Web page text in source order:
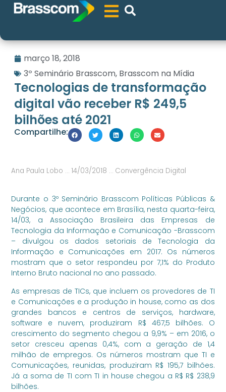
março 18, 2018
3º Seminário Brasscom, Brasscom na Mídia
Tecnologias de transformação
digital vão receber R$ 249,5
bilhões até 2021
Compartilhe:
Ana Paula Lobo … 14/03/2018 … Convergência Digital
Durante o 3º Seminário Brasscom Políticas Públicas &
Negócios, que acontece em Brasília, nesta quarta-feira,
14/03, a Associação Brasileira das Empresas de
Tecnologia da Informação e Comunicação -Brasscom
– divulgou os dados setoriais de Tecnologia da
Informação e Comunicações em 2017. Os números
mostram que o setor respondeu por 7,1% do Produto
Interno Bruto nacional no ano passado.
As empresas de TICs, que incluem os provedores de TI
e Comunicações e a produção in house, como as dos
grandes bancos e centros de serviços, hardware,
software e nuvem, produziram R$ 467,5 bilhões. O
crescimento do segmento chegou a 9,9% – em 2016, o
setor cresceu apenas 0,4%, com a geração de 1,4
milhão de empregos. Os números mostram que TI e
Comunicações, reunidas, produziram R$ 195,7 bilhões.
Já a soma de TI com TI in house chegou a R$ R$ 238,9
bilhões.